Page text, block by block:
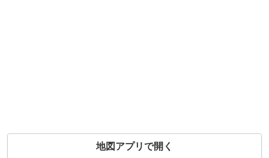
地図アプリで開く